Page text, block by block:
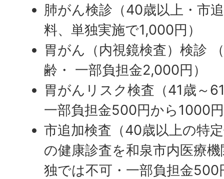
肺がん検診（40歳以上・市
料、単独実施で1,000円）
胃がん（内視鏡検査）検診
齢・ 一部負担金2,000円）
胃がんリスク検査（41歳～
一部負担金500円から1000
市追加検査（40歳以上の特
の健康診査を和泉市内医療
独では不可・一部負担金500